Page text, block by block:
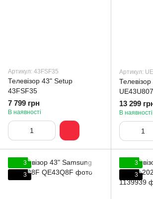
Артикул: 43FSF35
Телевізор 43" Setup
43FSF35
7 799 грн
В наявності
Артикул:
13 299
В наявності
3
3
3
3